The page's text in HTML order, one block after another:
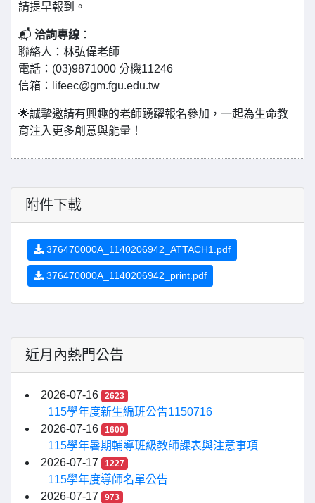
請提早報到。
📬 洽詢專線 ：
聯絡人：林弘偉老師
電話：(03)9871000 分機11246
信箱：
lifeec@gm.fgu.edu.tw
🌟誠摯邀請有興趣的老師踴躍報名參加，一起為生命教
育注入更多創意與能量！
附件下載
376470000A_1140206942_ATTACH1.pdf
376470000A_1140206942_print.pdf
近月內熱門公告
2026-07-16 2623
115學年度新生編班公告1150716
2026-07-16
1600
115學年暑期輔導班級教師課表與注意事項
2026-07-17
1227
115學年度導師名單公告
2026-07-17
973